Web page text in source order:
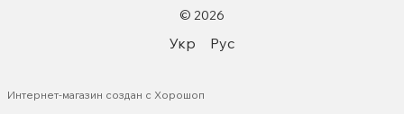
© 2026
Укр Рус
Интернет-магазин создан с Хорошоп